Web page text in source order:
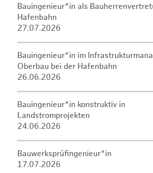
Bauingenieur*in als
Hafenbahn
27.07.2026
Bauingenieur*in im
Oberbau bei der Hafenbahn
26.06.2026
Bauingenieur*in konstruktiv in
Landstromprojekten
24.06.2026
Bauwerksprüfingenieur*in
17.07.2026